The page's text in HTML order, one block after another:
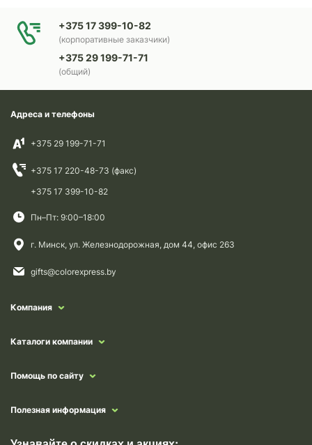
+375 17 399-10-82
(корпоративные заказчики)
+375 29 199-71-71
(общий)
Адреса и телефоны
+375 29 199-71-71
+375 17 220-48-73 (факс)
+375 17 399-10-82
Пн–Пт: 9:00–18:00
г. Минск, ул. Железнодорожная, дом 44, офис 263
gifts@colorexpress.by
Компания
Каталоги компании
Помощь по сайту
Полезная информация